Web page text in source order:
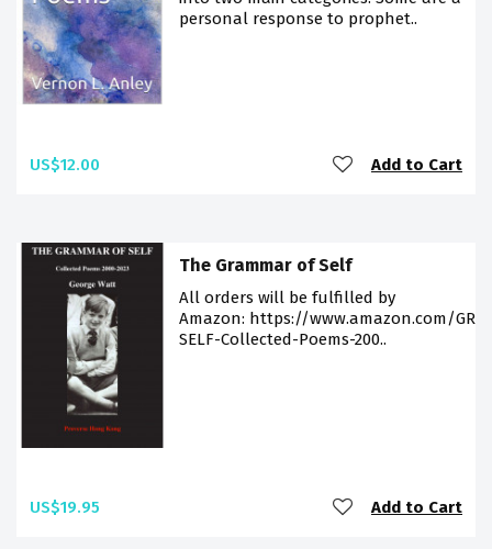
personal response to prophet..
US$12.00 Add to Cart
The Grammar of Self
All orders will be fulfilled by
Amazon: https://www.amazon.com/
SELF-Collected-Poems-200..
US$19.95 Add to Cart